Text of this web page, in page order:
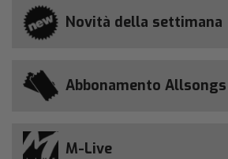
Novità della settimana
Abbonamento Allsongs
M-Live